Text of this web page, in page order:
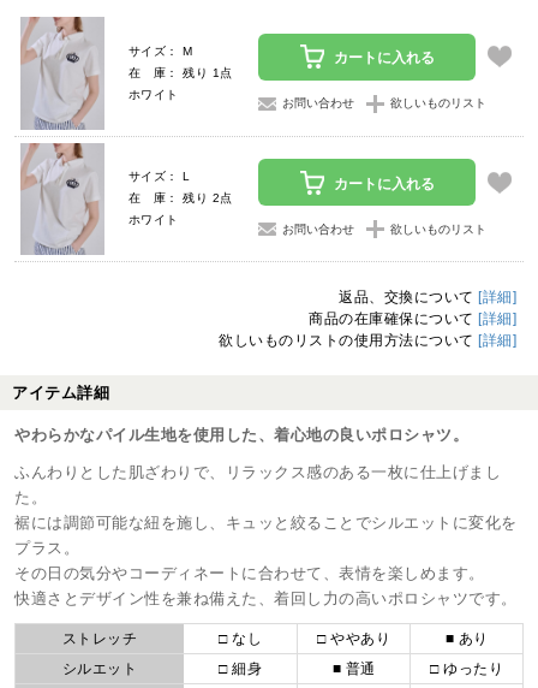
サイズ： M
在 庫： 残り 1点
ホワイト
カートに入れる
お問い合わせ 欲しいものリスト
サイズ： L
在 庫： 残り 2点
ホワイト
カートに入れる
お問い合わせ 欲しいものリスト
返品、交換について [詳細]
商品の在庫確保について [詳細]
欲しいものリストの使用方法について [詳細]
アイテム詳細
やわらかなパイル生地を使用した、着心地の良いポロシャツ。
ふんわりとした肌ざわりで、リラックス感のある一枚に仕上げまし
た。
裾には調節可能な紐を施し、キュッと絞ることでシルエットに変化を
プラス。
その日の気分やコーディネートに合わせて、表情を楽しめます。
快適さとデザイン性を兼ね備えた、着回し力の高いポロシャツです。
ストレッチ □ なし □ ややあり
■ あり
シルエット
□ 細身 ■ 普通
□ ゆったり